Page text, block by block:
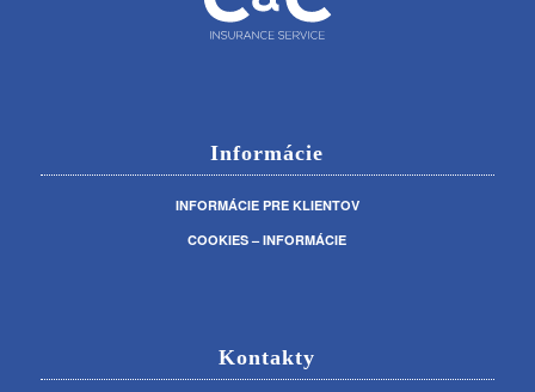
Informácie
INFORMÁCIE PRE KLIENTOV
COOKIES – INFORMÁCIE
Kontakty